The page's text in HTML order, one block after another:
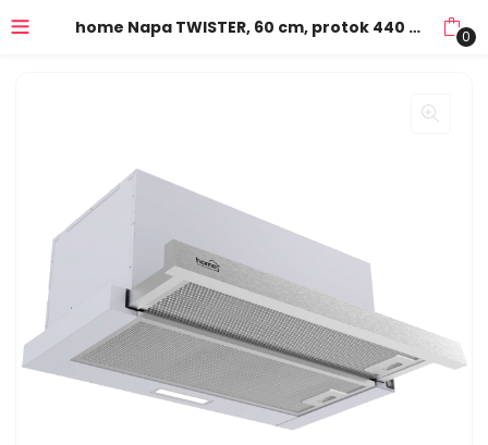
home Napa TWISTER, 60 cm, protok 440 m³/h, 105W, INOX – KPE 6044S 0